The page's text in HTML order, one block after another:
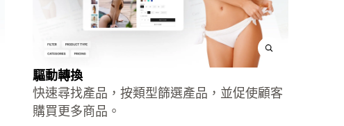
驅動轉換
快速尋找產品，按類型篩選產品，並促使顧客
購買更多商品。